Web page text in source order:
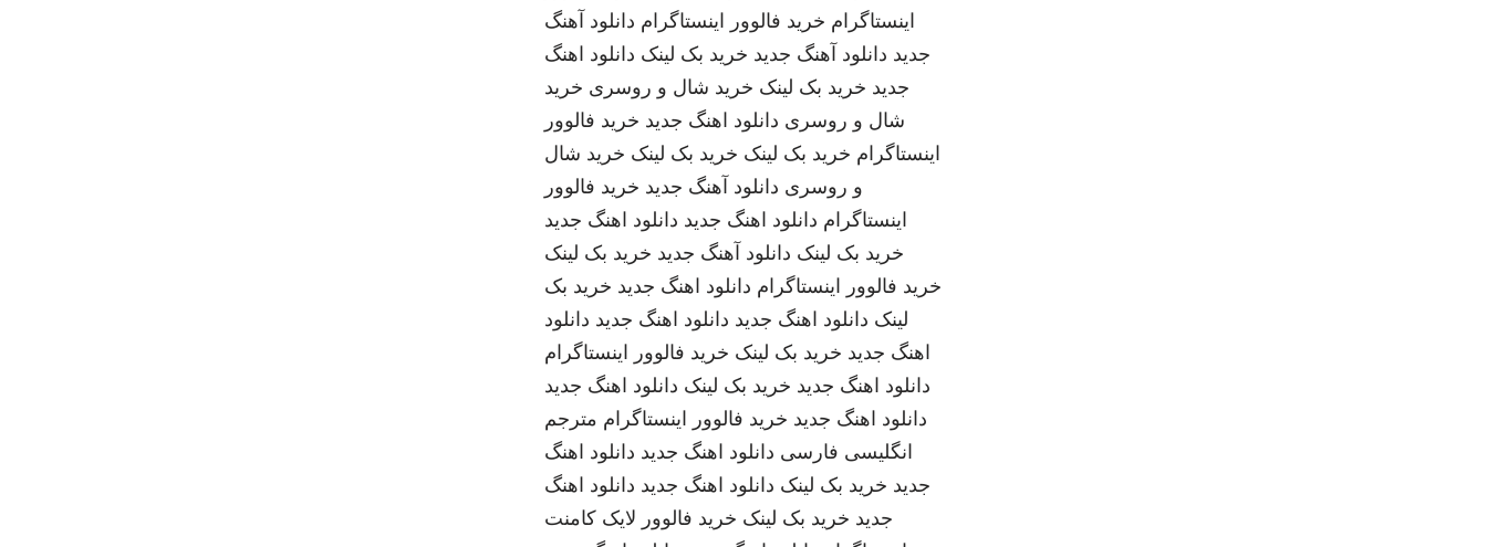
اینستاگرام خرید فالوور اینستاگرام دانلود آهنگ
جدید دانلود آهنگ جدید خرید بک لینک دانلود اهنگ
جدید خرید بک لینک خرید شال و روسری خرید
شال و روسری دانلود اهنگ جدید خرید فالوور
اینستاگرام خرید بک لینک خرید بک لینک خرید شال
و روسری دانلود آهنگ جدید خرید فالوور
اینستاگرام دانلود اهنگ جدید دانلود اهنگ جدید
خرید بک لینک دانلود آهنگ جدید خرید بک لینک
خرید فالوور اینستاگرام دانلود اهنگ جدید خرید بک
لینک دانلود اهنگ جدید دانلود اهنگ جدید دانلود
اهنگ جدید خرید بک لینک خرید فالوور اینستاگرام
دانلود اهنگ جدید خرید بک لینک دانلود اهنگ جدید
دانلود اهنگ جدید خرید فالوور اینستاگرام مترجم
انگلیسی فارسی دانلود اهنگ جدید دانلود اهنگ
جدید خرید بک لینک دانلود اهنگ جدید دانلود اهنگ
جدید خرید بک لینک خرید فالوور لایک کامنت